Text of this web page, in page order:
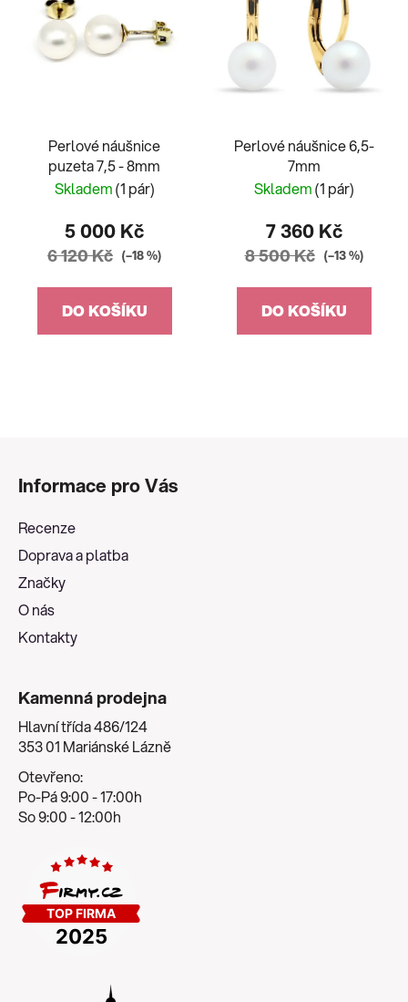
Perlové náušnice
puzeta 7,5 - 8mm
Skladem(1 pár)
5 000 Kč
6 120 Kč (–18 %)
DO KOŠÍKU
Perlové náušnice 6,5-
7mm
Skladem(1 pár)
7 360 Kč
8 500 Kč (–13 %)
DO KOŠÍKU
Informace pro Vás
Recenze
Doprava a platba
Značky
O nás
Kontakty
Kamenná prodejna
Hlavní třída 486/124
353 01 Mariánské Lázně
Otevřeno:
Po-Pá 9:00 - 17:00h
So 9:00 - 12:00h